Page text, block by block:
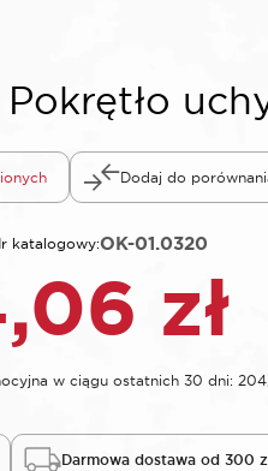
Pokrętło
Dodaj do
katalogowy:OK-01.0320
zł
w ciągu ostatnich 30 dni:
Darmowa dostawa od 300